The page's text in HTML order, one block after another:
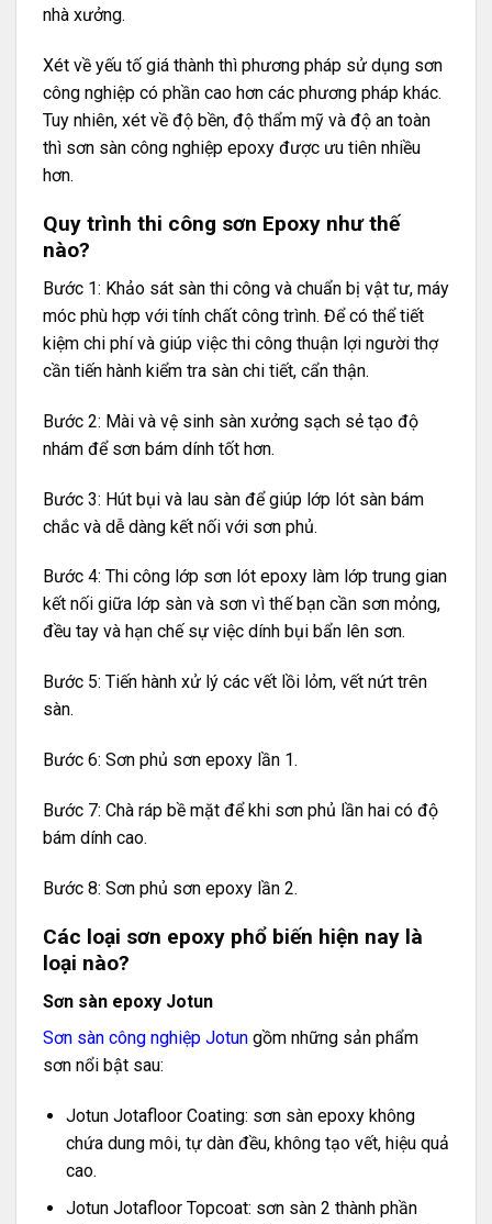
nhà xưởng.
Xét về yếu tố giá thành thì phương pháp sử dụng sơn
công nghiệp có phần cao hơn các phương pháp khác.
Tuy nhiên, xét về độ bền, độ thẩm mỹ và độ an toàn
thì sơn sàn công nghiệp epoxy được ưu tiên nhiều
hơn.
Quy trình thi công sơn Epoxy như thế
nào?
Bước 1: Khảo sát sàn thi công và chuẩn bị vật tư, máy
móc phù hợp với tính chất công trình. Để có thể tiết
kiệm chi phí và giúp việc thi công thuận lợi người thợ
cần tiến hành kiểm tra sàn chi tiết, cẩn thận.
Bước 2: Mài và vệ sinh sàn xưởng sạch sẻ tạo độ
nhám để sơn bám dính tốt hơn.
Bước 3: Hút bụi và lau sàn để giúp lớp lót sàn bám
chắc và dễ dàng kết nối với sơn phủ.
Bước 4: Thi công lớp sơn lót epoxy làm lớp trung gian
kết nối giữa lớp sàn và sơn vì thế bạn cần sơn mỏng,
đều tay và hạn chế sự việc dính bụi bẩn lên sơn.
Bước 5: Tiến hành xử lý các vết lồi lỏm, vết nứt trên
sàn.
Bước 6: Sơn phủ sơn epoxy lần 1.
Bước 7: Chà ráp bề mặt để khi sơn phủ lần hai có độ
bám dính cao.
Bước 8: Sơn phủ sơn epoxy lần 2.
Các loại sơn epoxy phổ biến hiện nay là
loại nào?
Sơn sàn epoxy Jotun
Sơn sàn công nghiệp Jotun gồm những sản phẩm
sơn nổi bật sau:
Jotun Jotafloor Coating: sơn sàn epoxy không
chứa dung môi, tự dàn đều, không tạo vết, hiệu quả
cao.
Jotun Jotafloor Topcoat: sơn sàn 2 thành phần